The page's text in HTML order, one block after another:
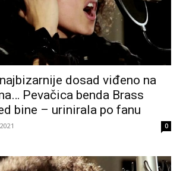
dosad viđeno na
Pevačica benda Brass
bine – urinirala po fanu
0